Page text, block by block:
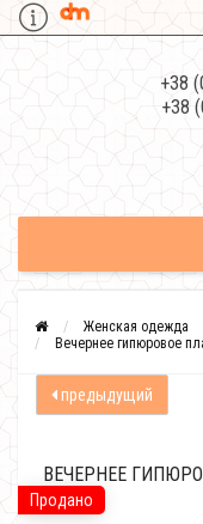
+38
+38
Женская одежда
Вечернее гипюровое
предыдущий
Продано
ВЕЧЕРНЕЕ